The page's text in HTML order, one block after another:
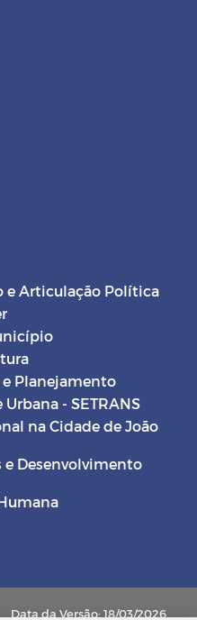
e Articulação Política
Planejamento
- SETRANS
na Cidade de João
e Desenvolvimento
Data da Versão: 18/03/2026